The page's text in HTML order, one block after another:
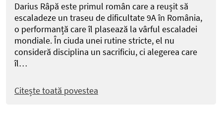
Darius Râpă este primul român care a reușit să
escaladeze un traseu de dificultate 9A în România,
o performanță care îl plasează la vârful escaladei
mondiale. În ciuda unei rutine stricte, el nu
consideră disciplina un sacrificiu, ci alegerea care
îl…
Citește toată povestea